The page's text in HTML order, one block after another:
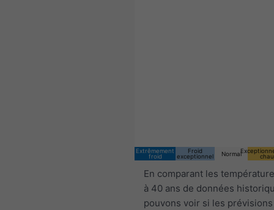
Extrêmement
froid
Froid
exceptionnel
Normal
En comparant les
à 40 ans de données
pouvons voir si les